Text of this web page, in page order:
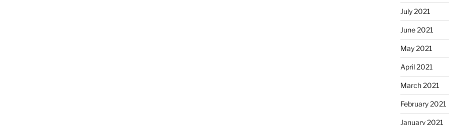
July 2021
June 2021
May 2021
April 2021
March 2021
February 2021
January 2021